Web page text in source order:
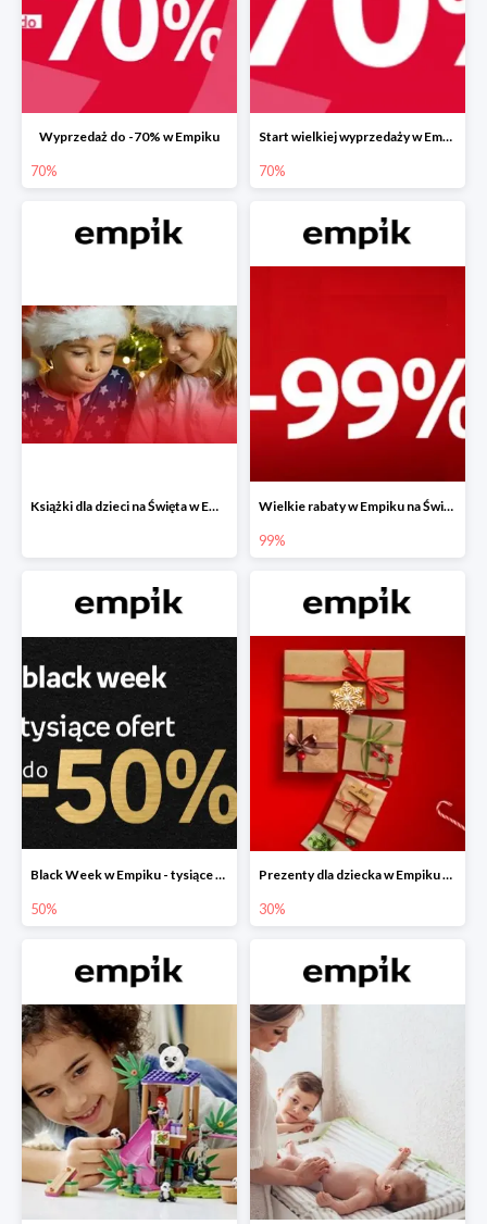
Wyprzedaż do -70% w Empiku
70%
Start wielkiej wyprzedaży w Empiku do -70%
70%
Książki dla dzieci na Święta w Empiku do -40% Wielkie rabaty w Empiku na Święta - piąty produkt -99%
99%
Black Week w Empiku - tysiące produktów do -50%
50%
Prezenty dla dziecka w Empiku do -30%
30%